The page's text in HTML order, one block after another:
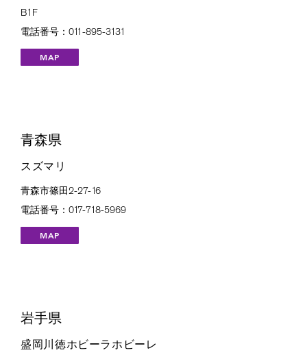
B1F
電話番号：011-895-3131
MAP
青森県
スズマリ
青森市篠田2-27-16
電話番号：017-718-5969
MAP
岩手県
盛岡川徳ホビーラホビーレ